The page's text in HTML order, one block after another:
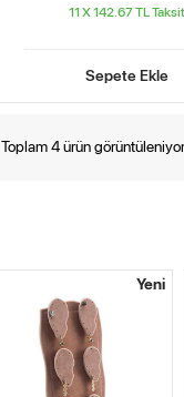
11 X 142.67 TLTaksit
Sepete Ekle
Toplam 4 ürün
Yeni